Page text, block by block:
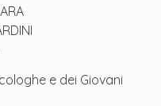
e dei Giovani